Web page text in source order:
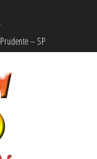
– SP